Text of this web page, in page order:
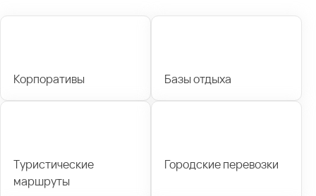
Корпоративы Базы отдыха
Туристические
маршруты
Городские перевозки